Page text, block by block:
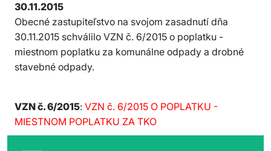
30.11.2015
Obecné zastupiteľstvo na svojom zasadnutí dňa
30.11.2015 schválilo VZN č. 6/2015 o poplatku -
miestnom poplatku za komunálne odpady a drobné
stavebné odpady.
VZN č. 6/2015: VZN č. 6/2015 O POPLATKU -
MIESTNOM POPLATKU ZA TKO